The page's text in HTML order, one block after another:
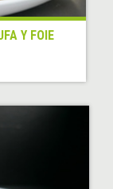
Y FOIE